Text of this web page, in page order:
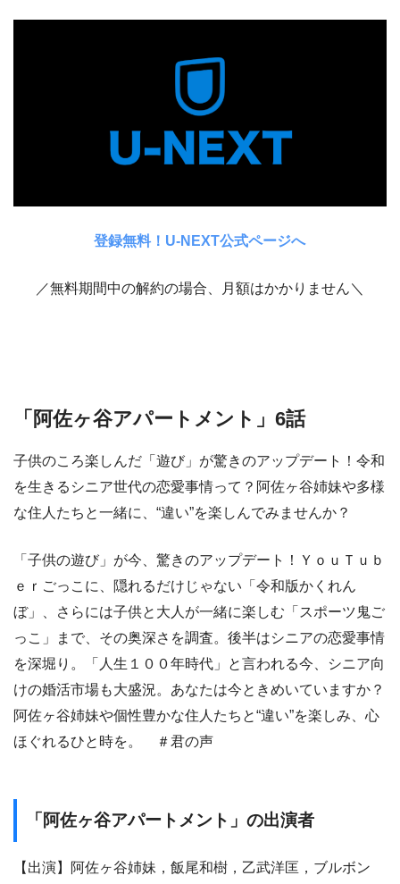
登録無料！U-NEXT公式ページへ
／無料期間中の解約の場合、月額はかかりません＼
「阿佐ヶ谷アパートメント」6話
子供のころ楽しんだ「遊び」が驚きのアップデート！令和
を生きるシニア世代の恋愛事情って？阿佐ヶ谷姉妹や多様
な住人たちと一緒に、“違い”を楽しんでみませんか？
「子供の遊び」が今、驚きのアップデート！ＹｏｕＴｕｂ
ｅｒごっこに、隠れるだけじゃない「令和版かくれん
ぼ」、さらには子供と大人が一緒に楽しむ「スポーツ鬼ご
っこ」まで、その奥深さを調査。後半はシニアの恋愛事情
を深堀り。「人生１００年時代」と言われる今、シニア向
けの婚活市場も大盛況。あなたは今ときめいていますか？
阿佐ヶ谷姉妹や個性豊かな住人たちと“違い”を楽しみ、心
ほぐれるひと時を。 ＃君の声
「阿佐ヶ谷アパートメント」の出演者
【出演】阿佐ヶ谷姉妹，飯尾和樹，乙武洋匡，ブルボン